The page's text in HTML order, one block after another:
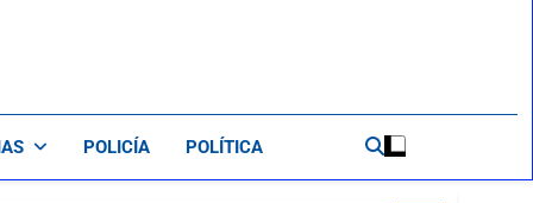
POLICÍA POLÍTICA